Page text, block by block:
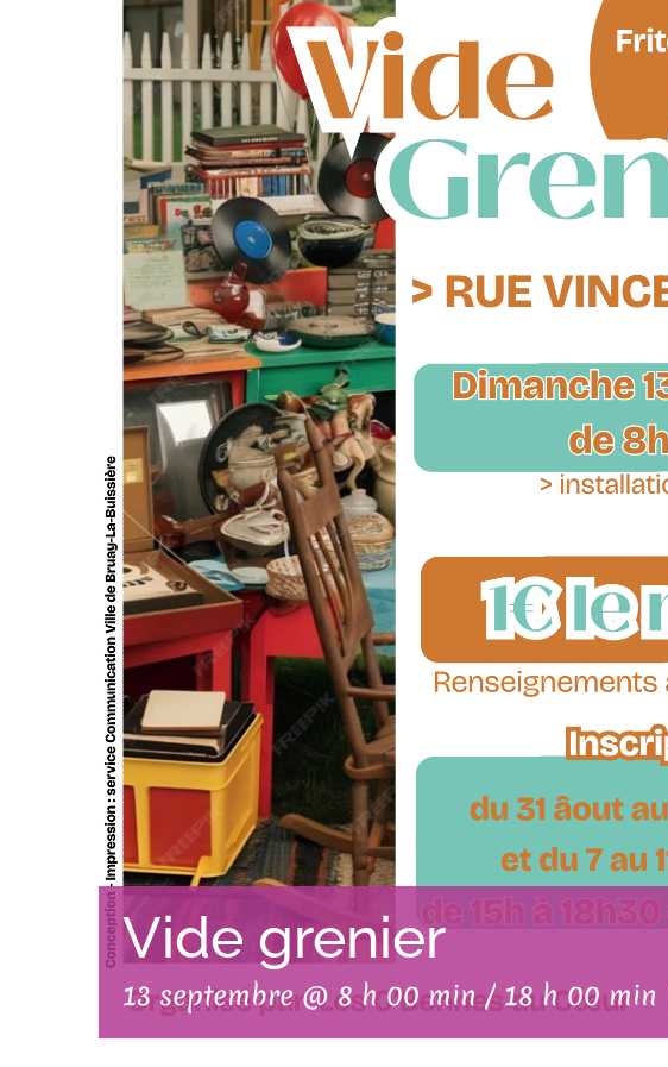
Vide grenier
13 septembre @ 8 h 00 min/18 h 00 min